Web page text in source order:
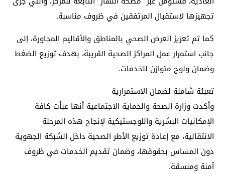
تجهيزها لاستقبال المرتفقين في ظروف مناسبة.
كما تم تعزيز العرض الصحي بالمناطق والأقاليم المجاورة، إلى
جانب استمرار عمل المراكز الصحية القريبة، بهدف توزيع الضغط
وضمان ولوج متوازن للخدمات.
تعبئة شاملة لضمان الاستمرارية
وأكدت وزارة الصحة والحماية الاجتماعية أنها عبأت كافة
الإمكانيات البشرية واللوجستيكية لإنجاح هذه المرحلة
الانتقالية، مع إعادة توزيع الأطر الصحية داخل الشبكة الجهوية
دون المساس بحقوقها، وضمان تقديم الخدمات في ظروف
آمنة ومنسقة.